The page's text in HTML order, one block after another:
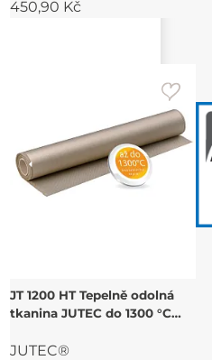
450,90 Kč
JT 1200 HT Tepelně odolná
tkanina JUTEC do 1300 °C
JUTEC®